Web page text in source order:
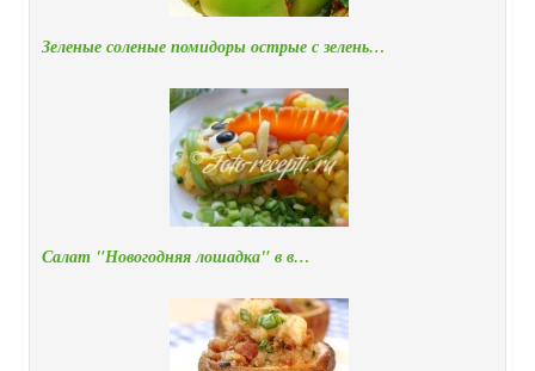
Зеленые соленые помидоры острые с зелень…
Салат "Новогодняя лошадка" в в…